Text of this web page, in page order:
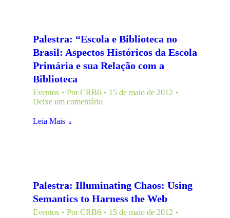
Palestra: “Escola e Biblioteca no
Brasil: Aspectos Históricos da Escola
Primária e sua Relação com a
Biblioteca
Eventos PorCRB6
15 de maio de 2012
Deixe um comentário
Leia Mais
Palestra: Illuminating Chaos: Using
Semantics to Harness the Web
Eventos PorCRB6
15 de maio de 2012